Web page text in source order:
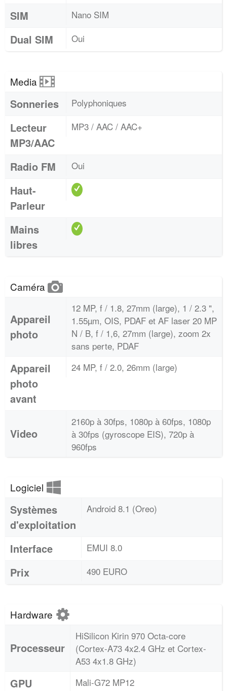
SIM Nano SIM
Dual SIM Oui
Media
Sonneries Polyphoniques
Lecteur
MP3/AAC
MP3 / AAC / AAC+
Radio FM Oui
Haut-
Parleur
Mains
libres
Caméra
Appareil
photo
12 MP, f / 1.8, 27mm (large), 1 / 2.3 ",
1.55µm, OIS, PDAF et AF laser 20 MP
N / B, f / 1,6, 27mm (large), zoom 2x
sans perte, PDAF
Appareil
photo
avant
24 MP, f / 2.0, 26mm (large)
Video
2160p à 30fps, 1080p à 60fps, 1080p
à 30fps (gyroscope EIS), 720p à
960fps
Logiciel
Systèmes
d'exploitation
Android 8.1 (Oreo)
Interface EMUI 8.0
Prix 490 EURO
Hardware
Processeur
HiSilicon Kirin 970 Octa-core
(Cortex-A73 4x2.4 GHz et Cortex-
A53 4x1.8 GHz)
GPU Mali-G72 MP12